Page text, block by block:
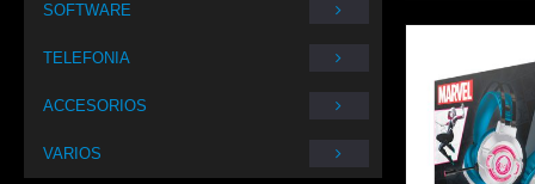
SOFTWARE
TELEFONIA
ACCESORIOS
VARIOS